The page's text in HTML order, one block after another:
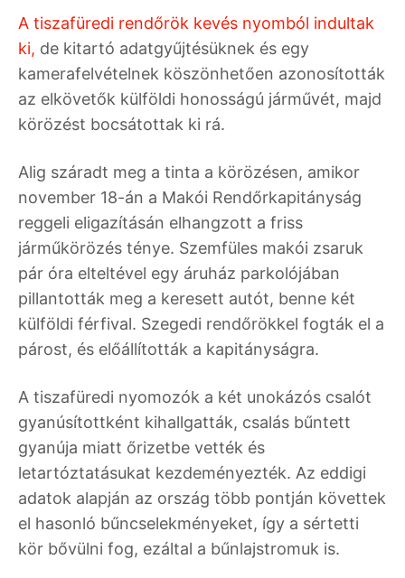
A tiszafüredi rendőrök kevés nyomból indultak
ki, de kitartó adatgyűjtésüknek és egy
kamerafelvételnek köszönhetően azonosították
az elkövetők külföldi honosságú járművét, majd
körözést bocsátottak ki rá.
Alig száradt meg a tinta a körözésen, amikor
november 18-án a Makói Rendőrkapitányság
reggeli eligazításán elhangzott a friss
járműkörözés ténye. Szemfüles makói zsaruk
pár óra elteltével egy áruház parkolójában
pillantották meg a keresett autót, benne két
külföldi férfival. Szegedi rendőrökkel fogták el a
párost, és előállították a kapitányságra.
A tiszafüredi nyomozók a két unokázós csalót
gyanúsítottként kihallgatták, csalás bűntett
gyanúja miatt őrizetbe vették és
letartóztatásukat kezdeményezték. Az eddigi
adatok alapján az ország több pontján követtek
el hasonló bűncselekményeket, így a sértetti
kör bővülni fog, ezáltal a bűnlajstromuk is.